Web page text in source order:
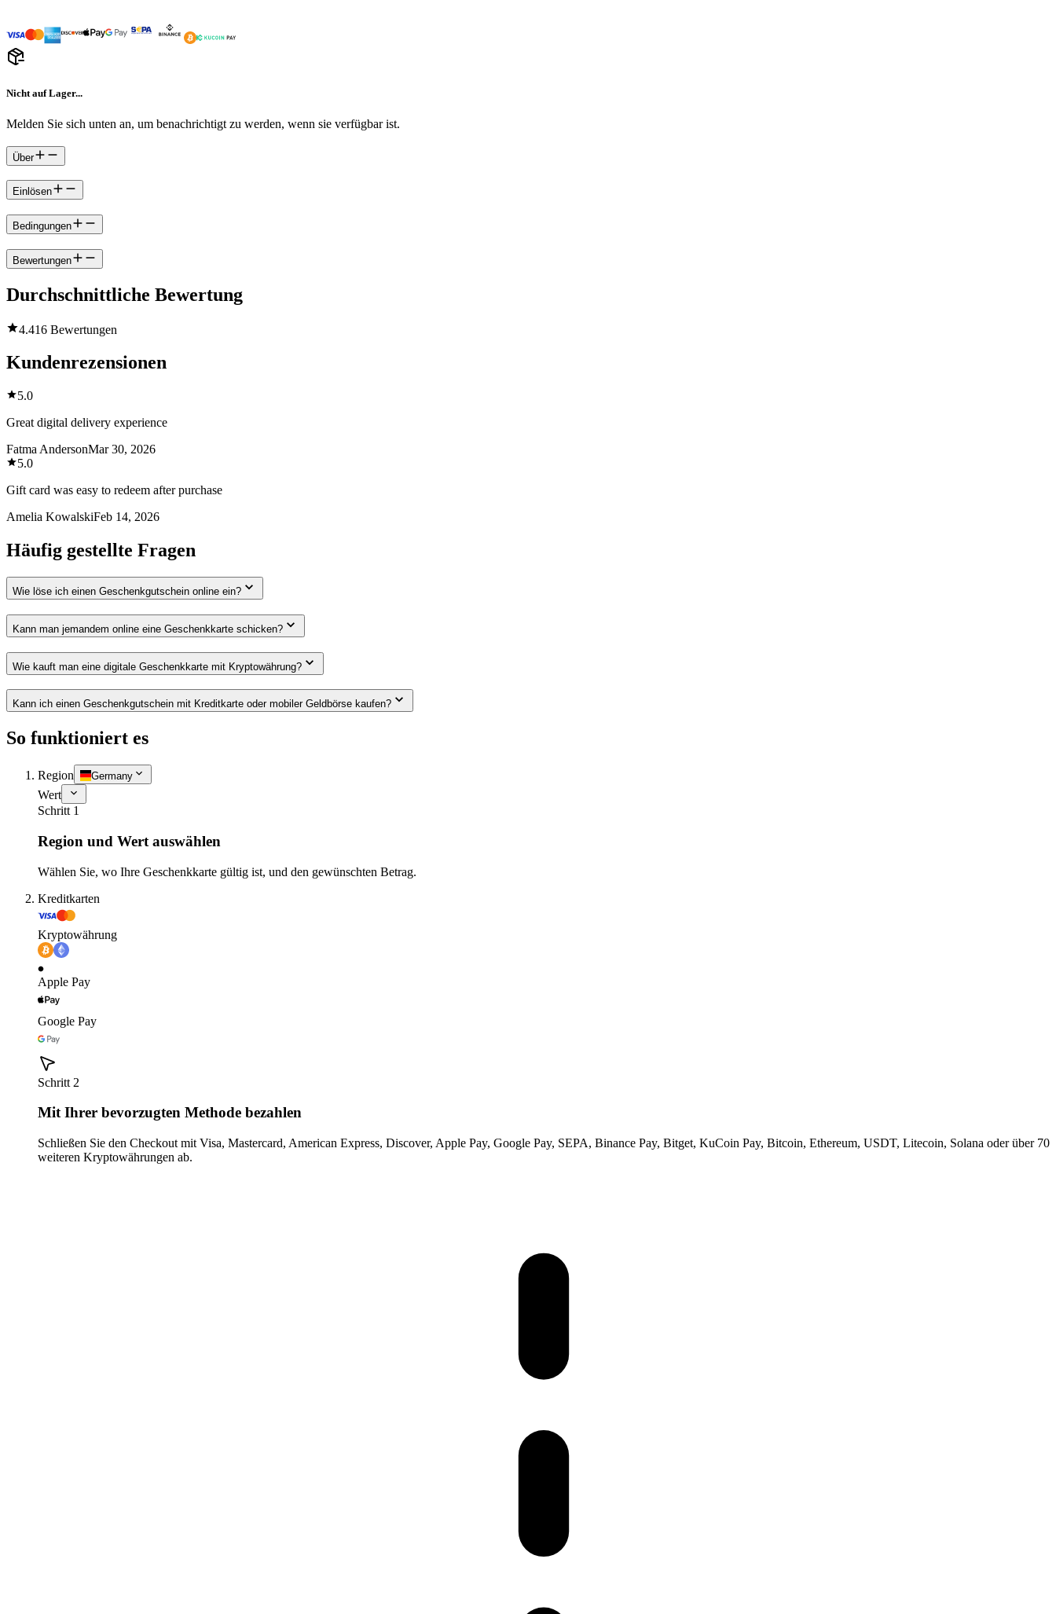
Nicht auf Lager...
Melden Sie sich unten an, um benachrichtigt zu werden, wenn sie verfügbar ist.
Über
Einlösen
Bedingungen
Bewertungen
Durchschnittliche Bewertung
4.416 Bewertungen
Kundenrezensionen
5.0
Great digital delivery experience
Fatma AndersonMar 30, 2026
5.0
Gift card was easy to redeem after purchase
Amelia KowalskiFeb 14, 2026
Häufig gestellte Fragen
Wie löse ich einen Geschenkgutschein online ein?
Kann man jemandem online eine Geschenkkarte schicken?
Wie kauft man eine digitale Geschenkkarte mit Kryptowährung?
Kann ich einen Geschenkgutschein mit Kreditkarte oder mobiler Geldbörse kaufen?
So funktioniert es
Region Germany
Wert
Schritt 1
Region und Wert auswählen
Wählen Sie, wo Ihre Geschenkkarte gültig ist, und den gewünschten Betrag.
Kreditkarten
Kryptowährung
Apple Pay
Google Pay
Schritt 2
Mit Ihrer bevorzugten Methode bezahlen
Schließen Sie den Checkout mit Visa, Mastercard, American Express, Discover, Apple Pay, Google Pay, SEPA, Binance Pay, Bitget, KuCoin Pay, Bitcoin, Ethereum, USDT, Litecoin, Solana oder über 70
weiteren Kryptowährungen ab.